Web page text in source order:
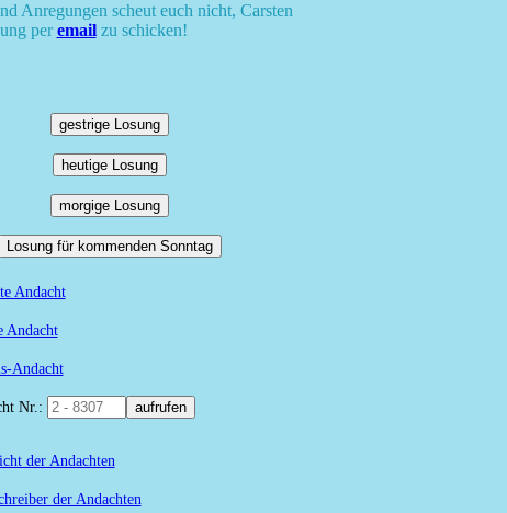
Anregungen scheut euch nicht, Carsten
peremailzu schicken!
gestrige Losung
heutige Losung
morgige Losung
Losung für kommenden Sonntag
Andacht
Andacht
Andacht
Nr.: aufrufen
der Andachten
der Andachten